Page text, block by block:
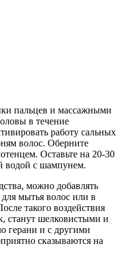
пальцев и массажными
в течение
работу сальных
волос. Оберните
Оставьте на 20-30
водой с шампунем.
можно добавлять
мытья волос или в
такого воздействия
станут шелковистыми и
герани и с другими
сказываются на